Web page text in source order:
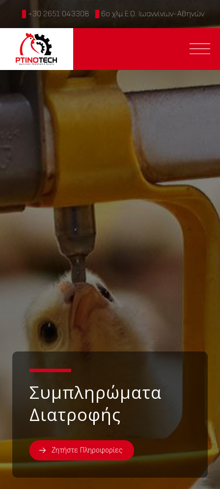
+30 2651 043308 6ο χλμ Ε.Ο. Ιωαννίνων-Αθηνών
Συμπληρώματα
Διατροφής
Ζητήστε Πληροφορίες